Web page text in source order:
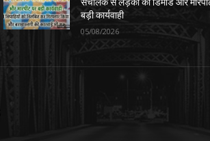
बड़ी कार्यवाही
05/08/2026